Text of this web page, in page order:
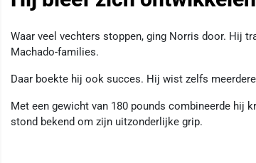
Waar veel vechters stoppen, ging Norris door. Hij
Machado-families.
Daar boekte hij ook succes. Hij wist zelfs
Met een gewicht van 180 pounds combineerde hij
stond bekend om zijn uitzonderlijke grip.